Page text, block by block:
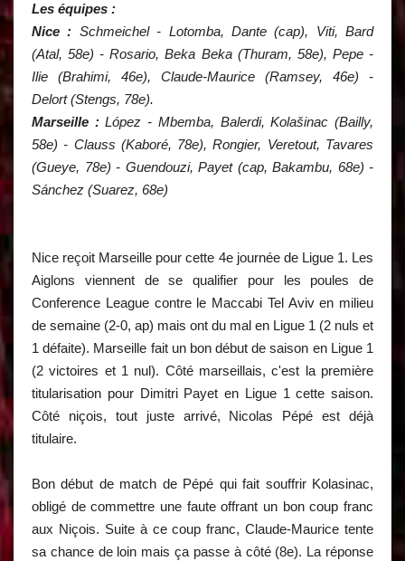
Les équipes :
Nice : Schmeichel - Lotomba, Dante (cap), Viti, Bard
(Atal, 58e) - Rosario, Beka Beka (Thuram, 58e), Pepe -
Ilie (Brahimi, 46e), Claude-Maurice (Ramsey, 46e) -
Delort (Stengs, 78e).
Marseille :López - Mbemba, Balerdi, Kolašinac (Bailly,
58e) - Clauss (Kaboré, 78e), Rongier, Veretout, Tavares
(Gueye, 78e) - Guendouzi, Payet (cap, Bakambu, 68e) -
Sánchez (Suarez, 68e)
Nice reçoit Marseille pour cette 4e journée de Ligue 1. Les
Aiglons viennent de se qualifier pour les poules de
Conference League contre le Maccabi Tel Aviv en milieu
de semaine (2-0, ap) mais ont du mal en Ligue 1 (2 nuls et
1 défaite). Marseille fait un bon début de saison en Ligue 1
(2 victoires et 1 nul). Côté marseillais, c'est la première
titularisation pour Dimitri Payet en Ligue 1 cette saison.
Côté niçois, tout juste arrivé, Nicolas Pépé est déjà
titulaire.
Bon début de match de Pépé qui fait souffrir Kolasinac,
obligé de commettre une faute offrant un bon coup franc
aux Niçois. Suite à ce coup franc, Claude-Maurice tente
sa chance de loin mais ça passe à côté (8e). La réponse